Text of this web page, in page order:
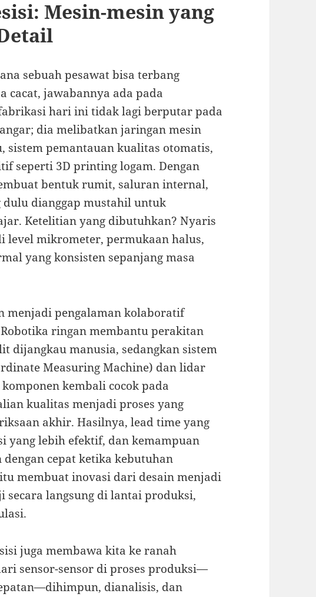
Mesin-mesin yang
sebuah pesawat bisa terbang
jawabannya ada pada
hari ini tidak lagi berputar pada
dia melibatkan jaringan mesin
sistem pemantauan kualitas otomatis,
seperti 3D printing logam. Dengan
bentuk rumit, saluran internal,
dianggap mustahil untuk
Ketelitian yang dibutuhkan? Nyaris
level mikrometer, permukaan halus,
yang konsisten sepanjang masa
menjadi pengalaman kolaboratif
ringan membantu perakitan
dijangkau manusia, sedangkan sistem
Measuring Machine) dan lidar
kembali cocok pada
kualitas menjadi proses yang
akhir. Hasilnya, lead time yang
yang lebih efektif, dan kemampuan
cepat ketika kebutuhan
membuat inovasi dari desain menjadi
langsung di lantai produksi,
juga membawa kita ke ranah
sensor-sensor di proses produksi—
dianalisis, dan